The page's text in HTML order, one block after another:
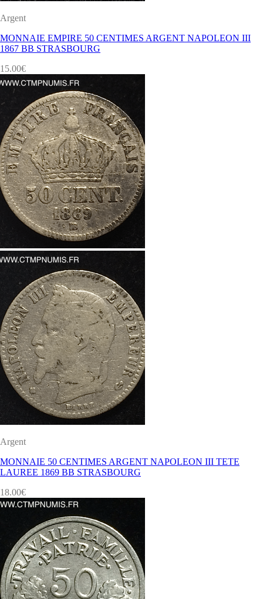
Argent
MONNAIE EMPIRE 50 CENTIMES ARGENT NAPOLEON III
1867 BB STRASBOURG
15.00€
Argent
MONNAIE 50 CENTIMES ARGENT NAPOLEON III TETE
LAUREE 1869 BB STRASBOURG
18.00€